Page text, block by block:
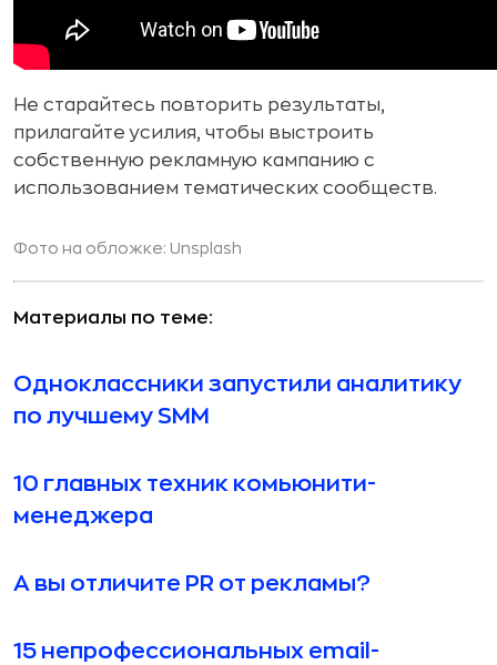
Не старайтесь повторить результаты,
прилагайте усилия, чтобы выстроить
собственную рекламную кампанию с
использованием тематических сообществ.
Фото на обложке: Unsplash
Материалы по теме:
Одноклассники запустили аналитику
по лучшему SMM
10 главных техник комьюнити-
менеджера
А вы отличите PR от рекламы?
15 непрофессиональных email-